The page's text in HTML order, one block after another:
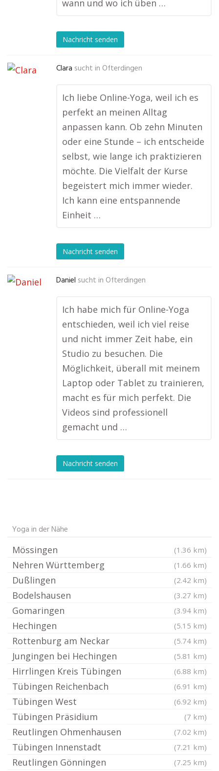
wann und wo ich üben …
Nachricht senden
Clara sucht in Ofterdingen
Ich liebe Online-Yoga, weil ich es
perfekt an meinen Alltag
anpassen kann. Ob zehn Minuten
oder eine Stunde – ich entscheide
selbst, wie lange ich praktizieren
möchte. Die Vielfalt der Kurse
begeistert mich immer wieder.
Ich kann eine entspannende
Einheit …
Nachricht senden
Daniel sucht in Ofterdingen
Ich habe mich für Online-Yoga
entschieden, weil ich viel reise
und nicht immer Zeit habe, ein
Studio zu besuchen. Die
Möglichkeit, überall mit meinem
Laptop oder Tablet zu trainieren,
macht es für mich perfekt. Die
Videos sind professionell
gemacht und …
Nachricht senden
Yoga in der Nähe
Mössingen (1.36 km)
Nehren Württemberg (1.66 km)
Dußlingen (2.42 km)
Bodelshausen (3.27 km)
Gomaringen (3.94 km)
Hechingen (5.15 km)
Rottenburg am Neckar (5.74 km)
Jungingen bei Hechingen (5.81 km)
Hirrlingen Kreis Tübingen (6.88 km)
Tübingen Reichenbach (6.91 km)
Tübingen West (6.92 km)
Tübingen Präsidium (7 km)
Reutlingen Ohmenhausen (7.02 km)
Tübingen Innenstadt (7.21 km)
Reutlingen Gönningen (7.25 km)